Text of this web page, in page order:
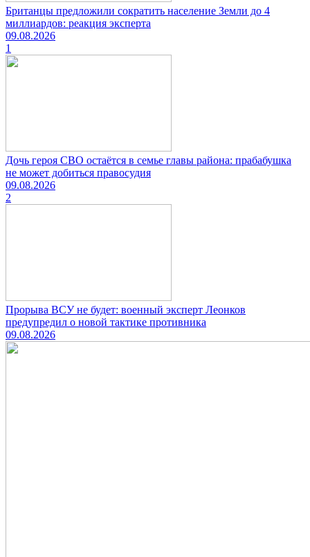
Британцы предложили сократить население Земли до 4
миллиардов: реакция эксперта
09.08.2026
1
Дочь героя СВО остаётся в семье главы района: прабабушка
не может добиться правосудия
09.08.2026
2
Прорыва ВСУ не будет: военный эксперт Леонков
предупредил о новой тактике противника
09.08.2026